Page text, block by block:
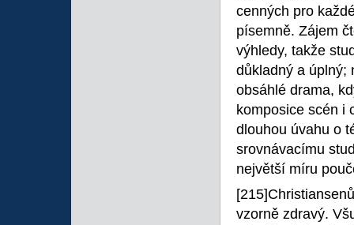
cenných pro
písemně. Zájem
výhledy, takže
důkladný a úplný;
obsáhlé drama,
komposice scén i
dlouhou úvahu o
srovnávacímu
největší míru
vzorně zdravý.